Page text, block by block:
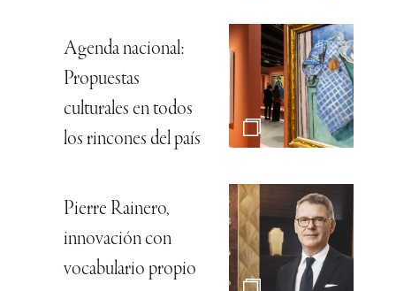
Agenda nacional:
Propuestas
culturales en todos
los rincones del país
Pierre Rainero,
innovación con
vocabulario propio